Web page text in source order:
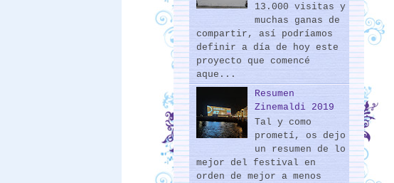
13.000 visitas y
muchas ganas de
compartir, así podríamos
definir a día de hoy este
proyecto que comencé
aque...
Resumen
Zinemaldi 2019
Tal y como
prometí, os dejo
un resumen de lo
mejor del festival en
orden de mejor a menos